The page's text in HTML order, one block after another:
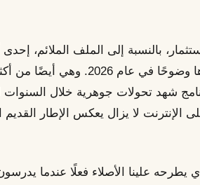
بالنسبة إلى الملف الملائم،
الحصول على جنسية ثانية وأكثرها وضوحًا في
شهد تحولات جوهرية خلال
الإنترنت لا يزال يعكس الإطار القديم
علينا الأصلاء فعلًا عندما